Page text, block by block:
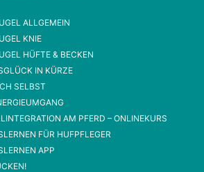
ALLGEMEIN
KNIE
HÜFTE & BECKEN
IN KÜRZE
SELBST
AM PFERD – ONLINEKURS
FÜR HUFPFLEGER
APP